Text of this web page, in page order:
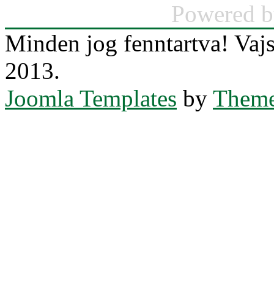
Powered
Minden jog fenntartva!
2013.
Joomla Templates by